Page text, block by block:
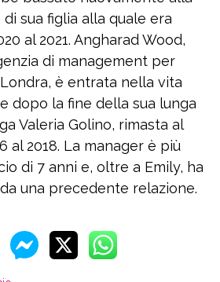
sua figlia alla quale era
al 2021. Angharad Wood,
di management per
è entrata nella vita
dopo la fine della sua lunga
Valeria Golino, rimasta al
al 2018. La manager è più
di 7 anni e, oltre a Emily, ha
una precedente relazione.